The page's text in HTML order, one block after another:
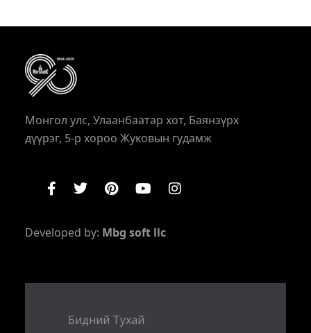
Монгол улс, Улаанбаатар хот, Баянзүрх
дүүрэг, 5-р хороо Жуковын гудамж
Developed by: Mbg soft llc
Бидний Тухай